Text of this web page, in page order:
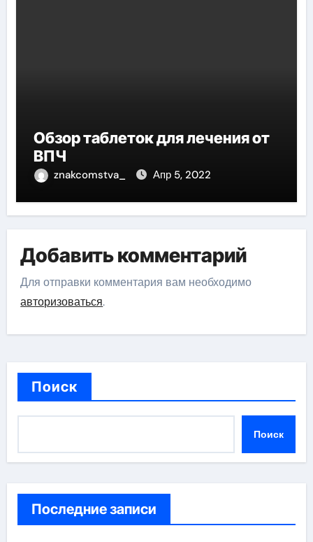
Обзор таблеток для лечения от
ВПЧ
znakcomstva_ Апр 5, 2022
Добавить комментарий
Для отправки комментария вам необходимо
авторизоваться.
Поиск
Поиск
Последние записи